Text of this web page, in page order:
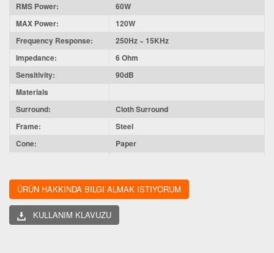
RMS Power:
60W
MAX Power:
120W
Frequency Response:
250Hz ~ 15KHz
Impedance:
6 Ohm
Sensitivity:
90dB
Materials
Surround:
Cloth Surround
Frame:
Steel
Cone:
Paper
ÜRÜN HAKKINDA BILGI ALMAK ISTIYORUM
KULLANIM KLAVUZU